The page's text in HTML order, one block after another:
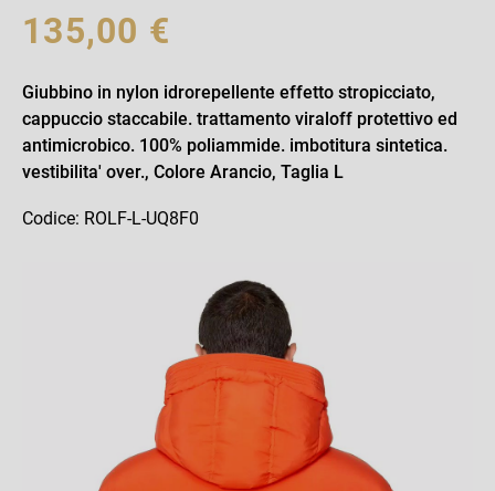
135,00 €
Giubbino in nylon idrorepellente effetto stropicciato,
cappuccio staccabile. trattamento viraloff protettivo ed
antimicrobico. 100% poliammide. imbotitura sintetica.
vestibilita' over., Colore Arancio, Taglia L
Codice: ROLF-L-UQ8F0